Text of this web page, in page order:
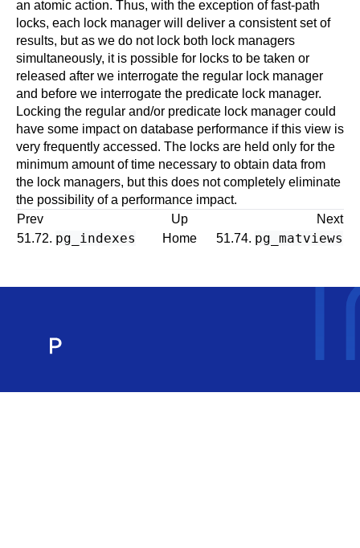
an atomic action. Thus, with the exception of fast-path
locks, each lock manager will deliver a consistent set of
results, but as we do not lock both lock managers
simultaneously, it is possible for locks to be taken or
released after we interrogate the regular lock manager
and before we interrogate the predicate lock manager.
Locking the regular and/or predicate lock manager could
have some impact on database performance if this view is
very frequently accessed. The locks are held only for the
minimum amount of time necessary to obtain data from
the lock managers, but this does not completely eliminate
the possibility of a performance impact.
Prev
Up
Next
51.72. pg_indexes Home 51.74. pg_matviews